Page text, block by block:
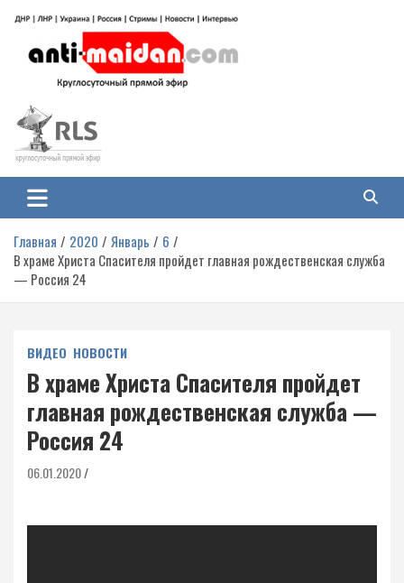
содержимому
Антимайдан: Гражданская война
на Украине
гражданской войне на Украине, включая события в Новороссии, ДНР,
ЛНР и других регионах.
Главная 2020 Январь
6
В храме Христа Спасителя пройдет главная рождественская служба
— Россия 24
ВИДЕО НОВОСТИ
В храме Христа Спасителя пройдет
главная рождественская служба —
Россия 24
06.01.2020